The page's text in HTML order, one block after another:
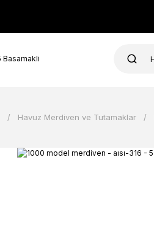
Havuz Merdiven ve Tutamaklar